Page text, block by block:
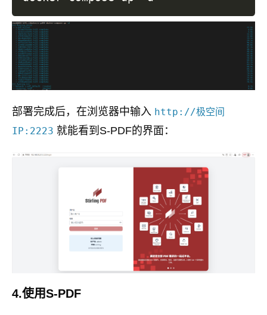
部署完成后，在浏览器中输入 http://极空间
IP:2223 就能看到S-PDF的界面：
4.使用S-PDF